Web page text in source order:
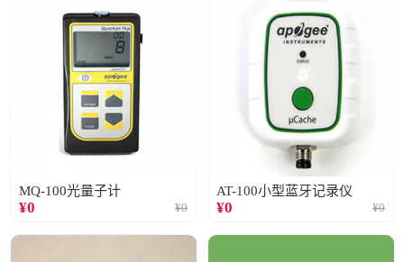
MQ-100光量子计
¥0 ¥0
AT-100小型蓝牙记录仪
¥0 ¥0